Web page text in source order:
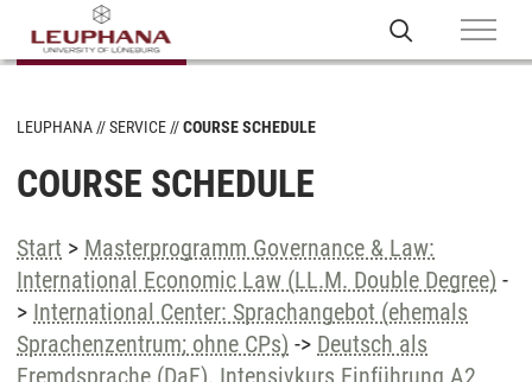
LEUPHANA SERVICE COURSE SCHEDULE
COURSE SCHEDULE
Start > Masterprogramm Governance & Law:
International Economic Law (LL.M. Double Degree) -
> International Center: Sprachangebot (ehemals
Sprachenzentrum; ohne CPs) -> Deutsch als
Fremdsprache (DaF). Intensivkurs Einführung A2